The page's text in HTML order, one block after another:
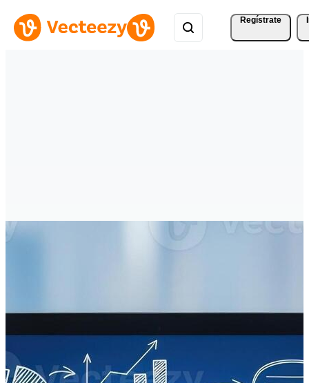
Regístrate